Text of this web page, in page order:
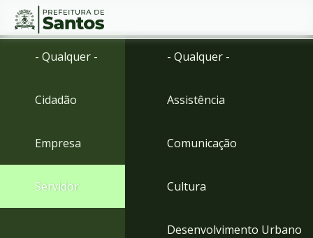
Ir
menu
para
Conteúdo
- Qualquer -
Cidadão
Empresa
Servidor
- Qualquer -
Assistência
Comunicação
Cultura
Desenvolvimento Urbano